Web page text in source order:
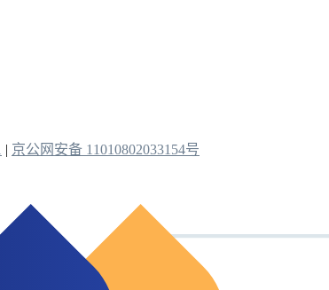
| 京公网安备 11010802033154号